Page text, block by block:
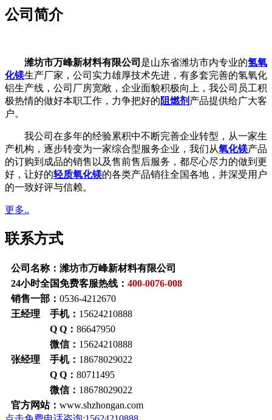
公司简介
潍坊市万峰新材料有限公司 是山东省潍坊市内专业的氢氧
化镁生产厂家，公司实力雄厚技术先进，有多套完善的氢氧化
铝生产线，公司厂房宽敞，企业面貌积极向上，我公司员工积
极热情的做好本职工作，力争把好的阻燃剂 产品提供给广大客
户。
我公司在多年的经验累积中不断完善企业转型，从一家生
产机构，逐步转变为一家综合型服务企业，我们从氧化镁产品
的订购到成品的销售以及售前售后服务，都尽心尽力的做到更
好，让好的轻质氧化镁的各类产品销往全国各地，并深受用户
的一致好评与信赖。
更多..
联系方式
公司名称：潍坊市万峰新材料有限公司
24小时全国免费客服热线： 400-0076-008
销售一部： 0536-4212670
王经理 手机： 15624210888
Q Q： 86647950
微信： 15624210888
张经理 手机： 18678029022
Q Q： 80711495
微信： 18678029022
官方网站： www.shzhongan.com